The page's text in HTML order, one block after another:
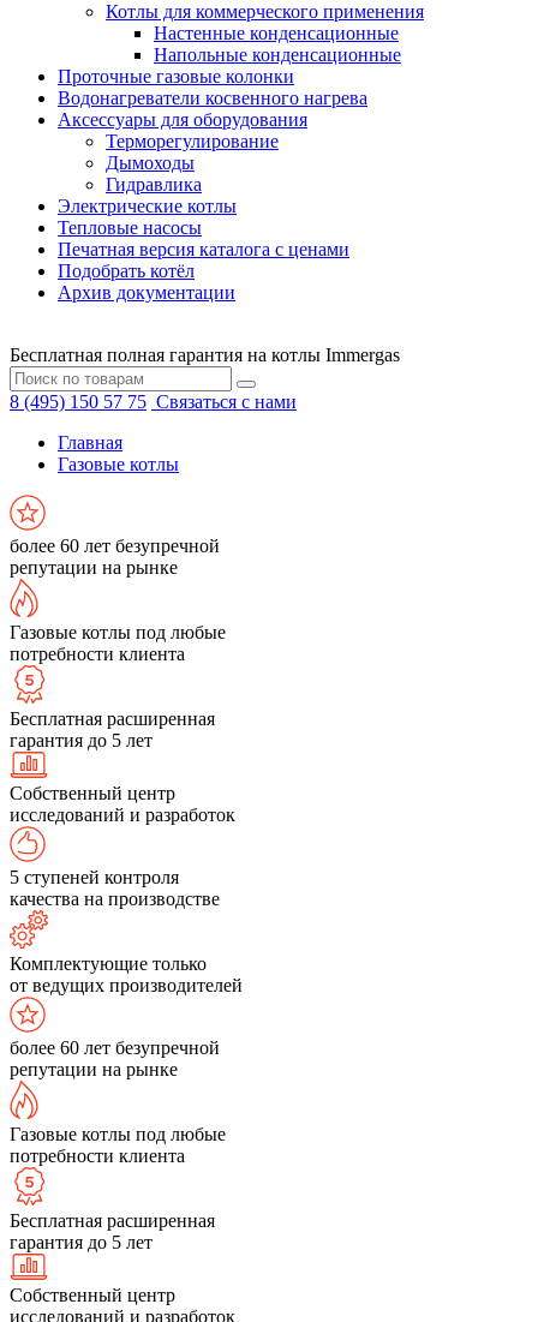
Котлы для коммерческого применения
Настенные конденсационные
Напольные конденсационные
Проточные газовые колонки
Водонагреватели косвенного нагрева
Аксессуары для оборудования
Терморегулирование
Дымоходы
Гидравлика
Электрические котлы
Тепловые насосы
Печатная версия каталога с ценами
Подобрать котёл
Архив документации
Бесплатная полная гарантия на котлы Immergas
8 (495) 150 57 75 Связаться с нами
Главная
Газовые котлы
более 60 лет безупречной
репутации на рынке
Газовые котлы под любые
потребности клиента
Бесплатная расширенная
гарантия до 5 лет
Собственный центр
исследований и разработок
5 ступеней контроля
качества на производстве
Комплектующие только
от ведущих производителей
более 60 лет безупречной
репутации на рынке
Газовые котлы под любые
потребности клиента
Бесплатная расширенная
гарантия до 5 лет
Собственный центр
исследований и разработок